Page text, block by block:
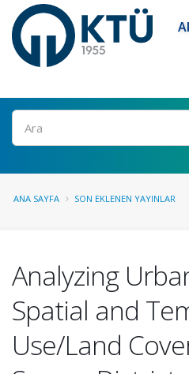
Ara
ANA SAYFA SON EKLENEN YAYINLAR
Analyzing
Spatial and
Use/Land